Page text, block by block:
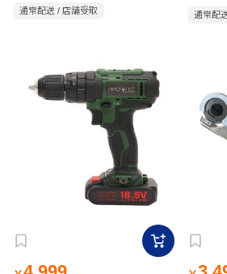
通常配送 / 店舗受取 通常配